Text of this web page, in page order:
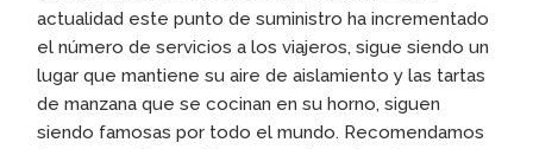
actualidad este punto de suministro ha incrementado
el número de servicios a los viajeros, sigue siendo un
lugar que mantiene su aire de aislamiento y las tartas
de manzana que se cocinan en su horno, siguen
siendo famosas por todo el mundo. Recomendamos